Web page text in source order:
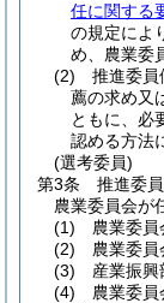
任に関する
の規定によ
め、農業委
(2)
推進委員
薦の求め又
ともに、必
認める方法
(選考委員)
第3条
推進委
農業委員会が
(1)
農業委員
(2)
農業委
(3)
産業振興
(4)
農業委